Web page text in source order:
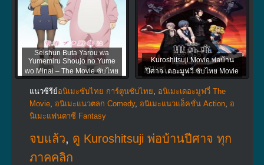
Seishun Buta Yarou wa
Yumemiru Shoujo no Yume
wo Minai – The Movie ซับไทย
Kuroshitsuji Movie พ่อบ้าน
ปีศาจ เดอะมูฟวี่ ซับไทย Movie
แนวซีรีย์อนิเมะซับไทย การ์ตูนซับไทย, อนิเมะเดอะมูฟวี่ The
Movie, อนิเมะแนวตลก Comedy, อนิเมะแนวแอ็คชั่น Action, อ
นิเมะแฟนตาซี Fantasy
จบแล้ว, ดู Kuroshitsuji พ่อบ้านปีศาจ ทุก
ภาคคลิก